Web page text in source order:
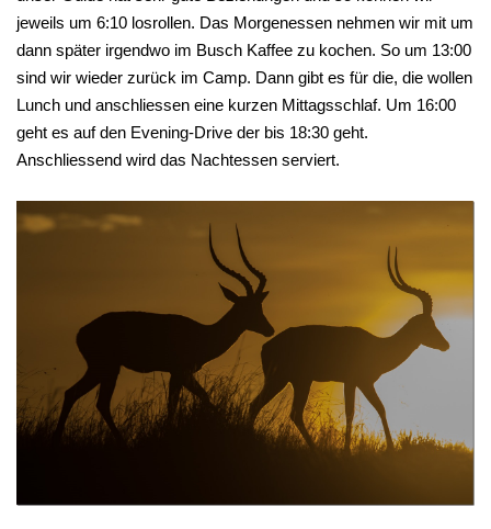
jeweils um 6:10 losrollen. Das Morgenessen nehmen wir mit um
dann später irgendwo im Busch Kaffee zu kochen. So um 13:00
sind wir wieder zurück im Camp. Dann gibt es für die, die wollen
Lunch und anschliessen eine kurzen Mittagsschlaf. Um 16:00
geht es auf den Evening-Drive der bis 18:30 geht.
Anschliessend wird das Nachtessen serviert.